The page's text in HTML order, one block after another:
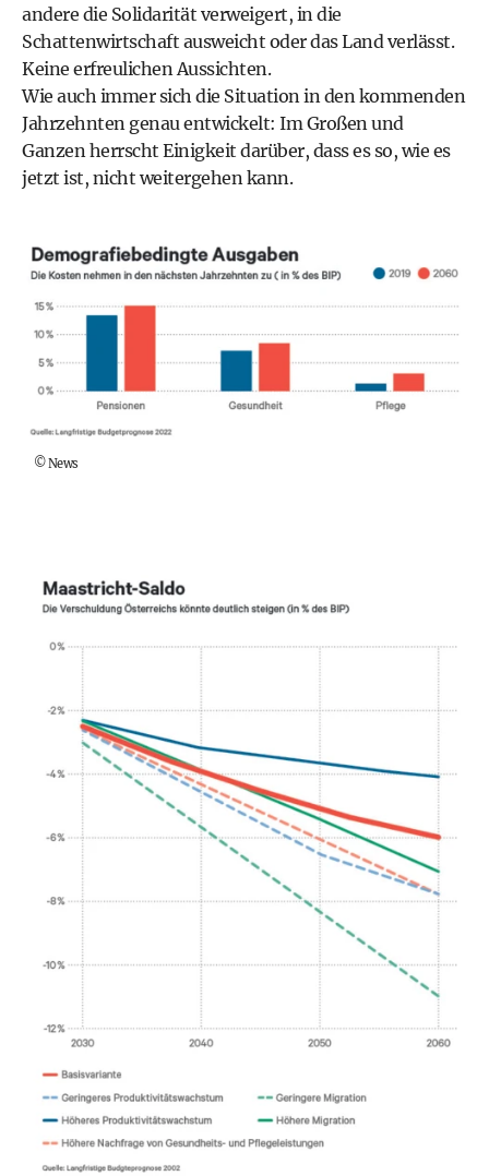
andere die Solidarität verweigert, in die
Schattenwirtschaft ausweicht oder das Land verlässt.
Keine erfreulichen Aussichten.
Wie auch immer sich die Situation in den kommenden
Jahrzehnten genau entwickelt: Im Großen und
Ganzen herrscht Einigkeit darüber, dass es so, wie es
jetzt ist, nicht weitergehen kann.
©News